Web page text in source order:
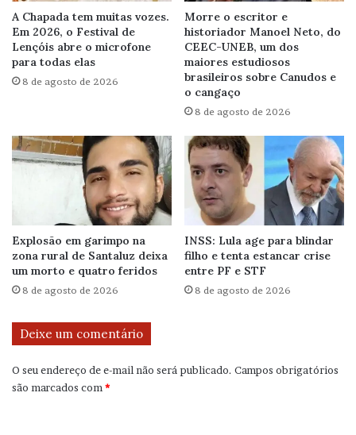
A Chapada tem muitas vozes.
Em 2026, o Festival de
Lençóis abre o microfone
para todas elas
8 de agosto de 2026
Morre o escritor e
historiador Manoel Neto, do
CEEC-UNEB, um dos
maiores estudiosos
brasileiros sobre Canudos e
o cangaço
8 de agosto de 2026
Explosão em garimpo na
zona rural de Santaluz deixa
um morto e quatro feridos
8 de agosto de 2026
INSS: Lula age para blindar
filho e tenta estancar crise
entre PF e STF
8 de agosto de 2026
Deixe um comentário
O seu endereço de e-mail não será publicado. Campos obrigatórios
são marcados com *